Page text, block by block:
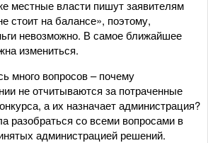
местные власти пишут заявителям
стоит на балансе», поэтому,
невозможно. В самое ближайшее
измениться.
много вопросов – почему
не отчитываются за потраченные
а их назначает администрация?
разобраться со всеми вопросами в
администрацией решений.